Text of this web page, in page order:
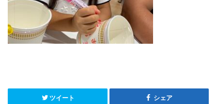
ツイート シェア